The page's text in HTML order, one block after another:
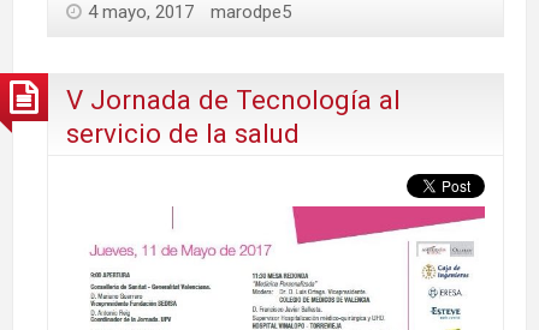
4 mayo, 2017 marodpe5
V Jornada de Tecnología al
servicio de la salud